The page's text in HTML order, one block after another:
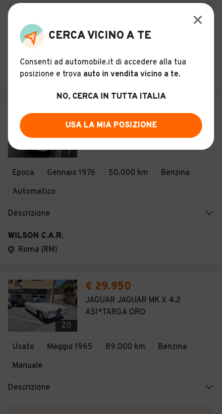
Storia del veicolo
BARBETTI MOTORS
Capena (RM)
7
€ 27.000
Jaguar XJ12 5.3 v12
Epoca Gennaio 1976 50.000 km
Benzina
Automatico
Descrizione
WILSON C.A.R.
Roma (RM)
20
€ 29.950
JAGUAR JAGUAR MK X 4.2
ASI*TARGA ORO
Usato Maggio 1965 89.000 km
Benzina
Manuale
Descrizione
CERCA VICINO A TE
Consenti ad automobile.it di accedere alla tua
posizione e trova auto in vendita vicino a te.
NO, CERCA IN TUTTA ITALIA
USA LA MIA POSIZIONE